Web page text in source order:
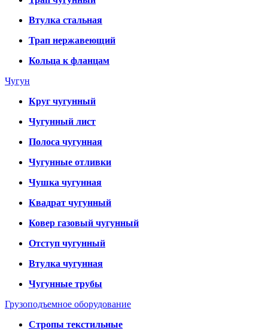
Втулка стальная
Трап нержавеющий
Кольца к фланцам
Чугун
Круг чугунный
Чугунный лист
Полоса чугунная
Чугунные отливки
Чушка чугунная
Квадрат чугунный
Ковер газовый чугунный
Отступ чугунный
Втулка чугунная
Чугунные трубы
Грузоподъемное оборудование
Стропы текстильные